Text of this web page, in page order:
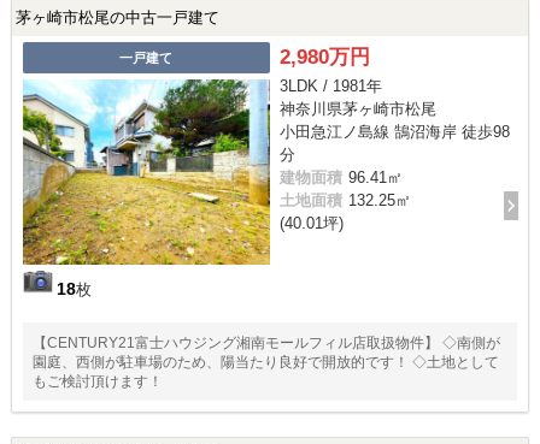
茅ヶ崎市松尾の中古一戸建て
一戸建て
18枚
2,980万円
3LDK / 1981年
神奈川県茅ヶ崎市松尾
小田急江ノ島線 鵠沼海岸 徒歩98
分
建物面積 96.41㎡
土地面積 132.25㎡
(40.01坪)
【CENTURY21富士ハウジング湘南モールフィル店取扱物件】 ◇南側が
園庭、西側が駐車場のため、陽当たり良好で開放的です！ ◇土地として
もご検討頂けます！